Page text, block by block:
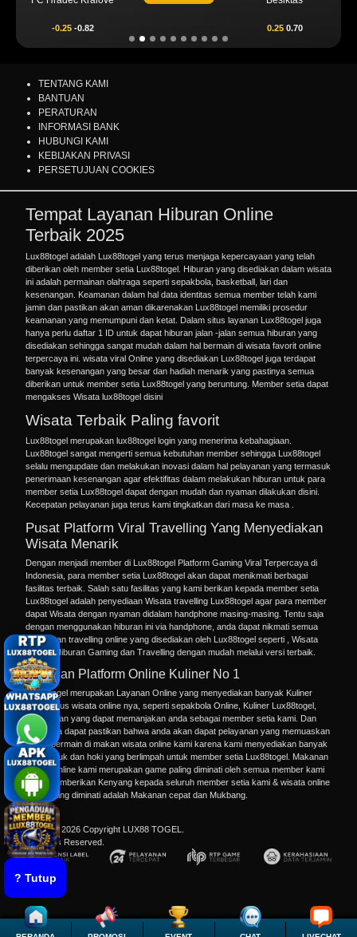
-0.25 -0.82 0.25 0.70
TENTANG KAMI
BANTUAN
PERATURAN
INFORMASI BANK
HUBUNGI KAMI
KEBIJAKAN PRIVASI
PERSETUJUAN COOKIES
Tempat Layanan Hiburan Online
Terbaik 2025
Lux88togel adalah Lux88togel yang terus menjaga kepercayaan yang telah
diberikan oleh member setia Lux88togel. Hiburan yang disediakan dalam wisata
ini adalah permainan olahraga seperti sepakbola, basketball, lari dan
kesenangan. Keamanan dalam hal data identitas semua member telah kami
jamin dan pastikan akan aman dikarenakan
Lux88togel memiliki prosedur
keamanan yang memumpuni dan ketat. Dalam situs layanan Lux88togel juga
hanya perlu daftar 1 ID untuk dapat hiburan jalan -jalan semua hiburan yang
disediakan sehingga sangat mudah dalam hal bermain di wisata favorit online
terpercaya ini. wisata viral Online yang disediakan Lux88togel juga terdapat
banyak kesenangan yang besar dan hadiah menarik yang pastinya semua
diberikan untuk member setia Lux88togel yang beruntung. Member setia dapat
mengakses Wisata lux88togel disini
Wisata Terbaik Paling favorit
Lux88togel merupakan lux88togel login yang menerima kebahagiaan.
Lux88togel sangat mengerti semua kebutuhan member sehingga Lux88togel
selalu mengupdate dan melakukan inovasi dalam hal pelayanan yang termasuk
penerimaan kesenangan agar efektifitas dalam melakukan hiburan untuk para
member setia Lux88togel dapat dengan mudah dan nyaman dilakukan disini.
Kecepatan pelayanan juga terus kami tingkatkan dari masa ke masa .
Pusat Platform Viral Travelling Yang Menyediakan
Wisata Menarik
Dengan menjadi member di Lux88togel Platform Gaming Viral Terpercaya di
Indonesia, para member setia Lux88togel akan dapat menikmati berbagai
fasilitas terbaik. Salah satu fasilitas yang kami berikan kepada member setia
Lux88togel adalah penyediaan Wisata travelling Lux88togel agar para member
dapat Wisata dengan nyaman didalam handphone masing-masing. Tentu saja
dengan menggunakan hiburan ini via handphone, anda dapat nikmati semua
permainan travelling online yang disediakan oleh Lux88togel seperti , Wisata
Online,Hiburan Gaming dan Travelling dengan mudah melalui versi terbaik.
Layanan Platform Online Kuliner No 1
Lux88togel merupakan Layanan Online yang menyediakan banyak Kuliner
dalam situs wisata online nya, seperti sepakbola Online, Kuliner Lux88togel
Makan dan yang dapat memanjakan anda sebagai member setia kami. Dan
kami juga dapat pastikan bahwa anda akan dapat pelayanan yang memuaskan
dalam bermain di makan wisata online kami karena kami menyediakan banyak
pilihan lauk dan hoki yang berlimpah untuk member setia Lux88togel. Makanan
kuliner online kami merupakan game paling diminati oleh semua member kami
terus memberikan Kenyang kepada seluruh member setia kami & wisata online
yang paling diminati adalah Makanan cepat dan Mukbang.
"
? Tutup
© 2015 - 2026 Copyright LUX88 TOGEL.
All Rights Reserved.